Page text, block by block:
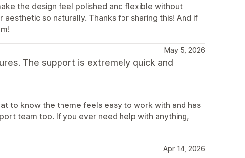
the design feel polished and flexible without
so naturally. Thanks for sharing this! And if
May 5, 2026
The support is extremely quick and
to know the theme feels easy to work with and has
team too. If you ever need help with anything,
Apr 14, 2026